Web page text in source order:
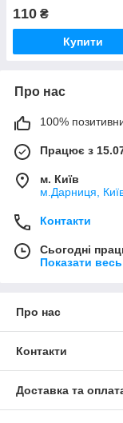
110 ₴
Купити
Про нас
100%
Працює з
м. Київ
м.Дарниця,
Контакти
Сьогодні
Показати
Про нас
Контакти
Доставка та